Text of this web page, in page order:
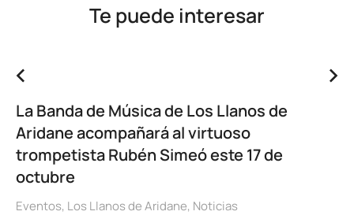
Te puede interesar
La Banda de Música de Los Llanos de
Aridane acompañará al virtuoso
trompetista Rubén Simeó este 17 de
octubre
Eventos, Los Llanos de Aridane, Noticias